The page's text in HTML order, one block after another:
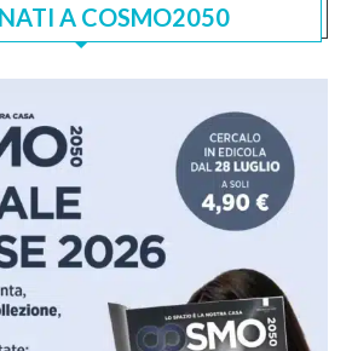
A COSMO2050